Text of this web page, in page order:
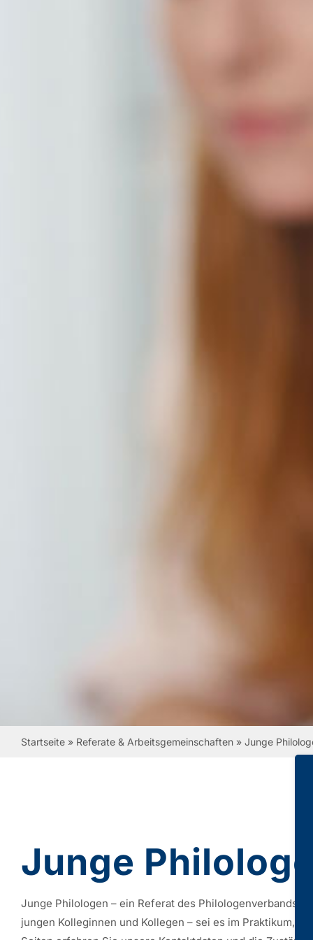
Startseite» Referate & Arbeitsgemeinschaften» Junge
Junge
Junge Philologen – ein Referat des Philologenverbands
jungen Kolleginnen und Kollegen – sei es im Praktikum,